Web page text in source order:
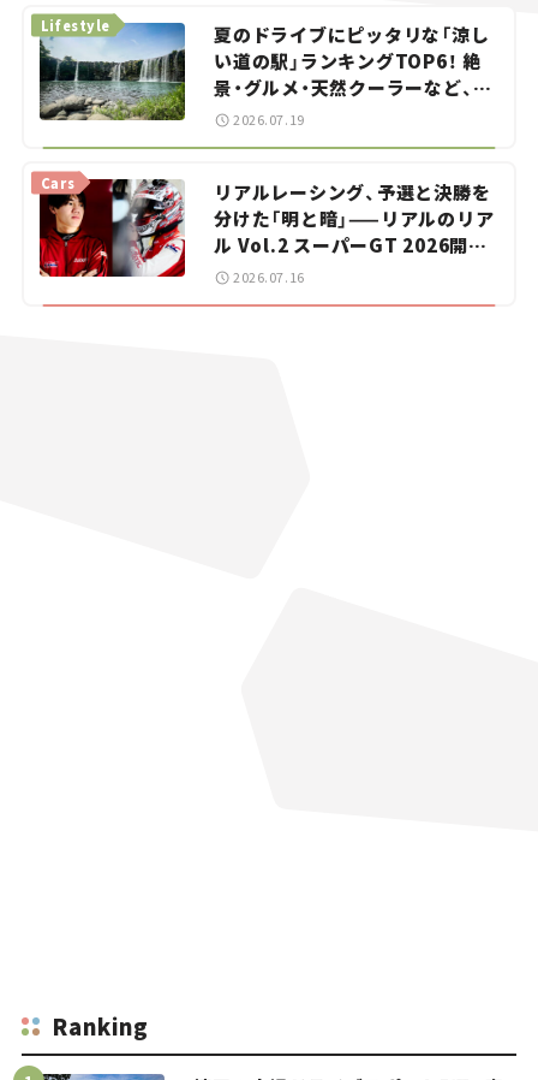
夏のドライブにピッタリな「涼し
い道の駅」ランキングTOP6！ 絶
景・グルメ・天然クーラーなど、避
暑におすすめのスポットを紹介
Lifestyle
2026.07.19
リアルレーシング、予選と決勝を
分けた「明と暗」——リアルのリア
ル Vol.2 スーパーGT 2026開幕
戦 岡山国際サーキット
Cars
2026.07.16
Ranking